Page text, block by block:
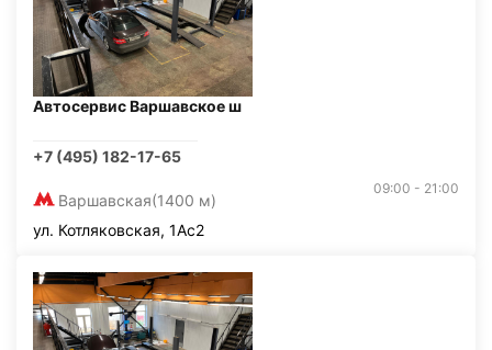
Автосервис Варшавское ш
+7 (495) 182-17-65
Варшавская(1400 м)
09:00 - 21:00
ул. Котляковская, 1Ас2